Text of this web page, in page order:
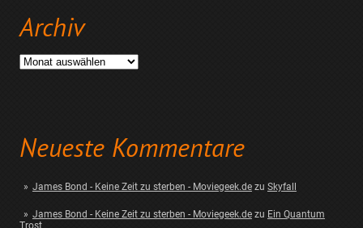
Archiv
Archiv
Neueste Kommentare
James Bond - Keine Zeit zu sterben - Moviegeek.dezu Skyfall
James Bond - Keine Zeit zu sterben - Moviegeek.dezu Ein Quantum